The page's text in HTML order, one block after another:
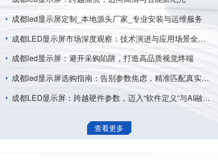
成都led显示屏定制_本地源头厂家_专业安装与运维服务
成都LED显示屏市场深度观察：技术演进与应用场景全面解析
成都led显示屏：避开采购陷阱，打造高品质视觉终端
成都led显示屏选购指南：告别参数焦虑，精准匹配真实需求
成都LED显示屏：跨越硬件参数，迈入“软件定义”与AI融合新纪元
查看更多